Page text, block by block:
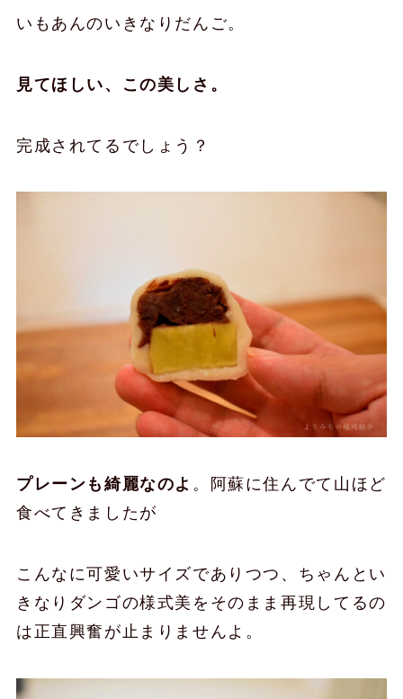
いもあんのいきなりだんご。
見てほしい、この美しさ。
完成されてるでしょう？
プレーンも綺麗なのよ 。阿蘇に住んでて山ほど
食べてきましたが
こんなに可愛いサイズでありつつ、ちゃんとい
きなりダンゴの様式美をそのまま再現してるの
は正直興奮が止まりませんよ。